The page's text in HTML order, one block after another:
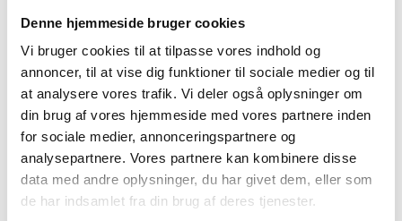
Denne hjemmeside bruger cookies
Vi bruger cookies til at tilpasse vores indhold og
annoncer, til at vise dig funktioner til sociale medier og til
at analysere vores trafik. Vi deler også oplysninger om
din brug af vores hjemmeside med vores partnere inden
for sociale medier, annonceringspartnere og
analysepartnere. Vores partnere kan kombinere disse
data med andre oplysninger, du har givet dem, eller som
de har indsamlet fra din brug af deres tjenester.
✅ Kvalitet & Design
✅ 14 dages fuld returret
✅ Levering: 1-3 dage
✅ Stk. pris
✅ Farve: Messing